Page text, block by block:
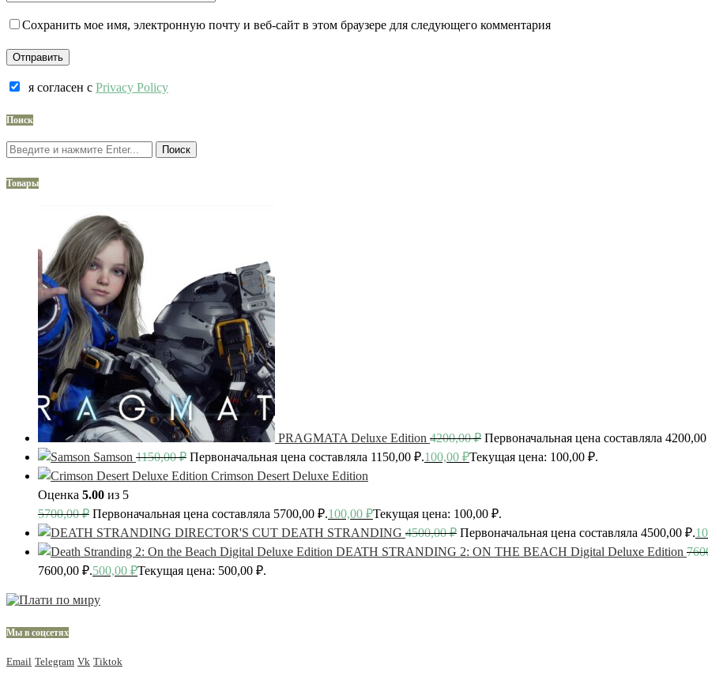
Сохранить мое имя, электронную почту и веб-сайт в этом браузере для следующего комментария
я согласен c Privacy Policy
Поиск
Поиск
Товары
PRAGMATA Deluxe Edition 4200,00₽ Первоначальная цена составляла
Samson 1150,00₽ Первоначальная цена составляла 1150,00 ₽.100,00 ₽Текущая цена: 100,00 ₽.
Crimson Desert Deluxe Edition
Оценка 5.00 из 5
5700,00₽ Первоначальная цена составляла 5700,00 ₽.100,00 ₽Текущая цена: 100,00 ₽.
DEATH STRANDING 4500,00₽ Первоначальная цена составляла 4500,00 ₽.
DEATH STRANDING 2: ON THE BEACH Digital Deluxe Edition
7600,00 ₽.500,00 ₽Текущая цена: 500,00 ₽.
Мы в соцсетях
Email Telegram Vk Tiktok